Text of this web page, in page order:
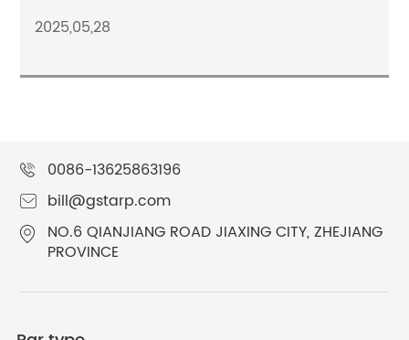
2025,05,28
0086-13625863196
bill@gstarp.com
NO.6 QIANJIANG ROAD JIAXING CITY, ZHEJIANG
PROVINCE